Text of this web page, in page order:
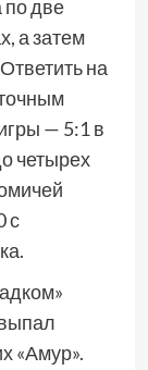
по две
а затем
на
— 5:1 в
четырех
с
«Амур».